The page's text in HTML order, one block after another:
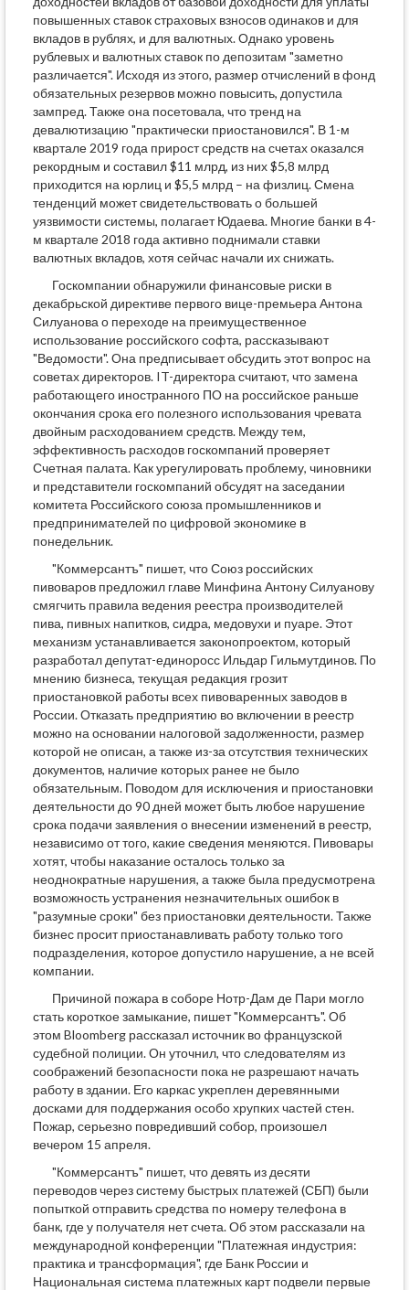
повышенных ставок страховых взносов одинаков и для
вкладов в рублях, и для валютных. Однако уровень
рублевых и валютных ставок по депозитам "заметно
различается". Исходя из этого, размер отчислений в фонд
обязательных резервов можно повысить, допустила
зампред. Также она посетовала, что тренд на
девалютизацию "практически приостановился". В 1-м
квартале 2019 года прирост средств на счетах оказался
рекордным и составил $11 млрд, из них $5,8 млрд
приходится на юрлиц и $5,5 млрд – на физлиц. Смена
тенденций может свидетельствовать о большей
уязвимости системы, полагает Юдаева. Многие банки в 4-
м квартале 2018 года активно поднимали ставки
валютных вкладов, хотя сейчас начали их снижать.
Госкомпании обнаружили финансовые риски в
декабрьской директиве первого вице-премьера Антона
Силуанова о переходе на преимущественное
использование российского софта, рассказывают
"Ведомости". Она предписывает обсудить этот вопрос на
советах директоров. IT-директора считают, что замена
работающего иностранного ПО на российское раньше
окончания срока его полезного использования чревата
двойным расходованием средств. Между тем,
эффективность расходов госкомпаний проверяет
Счетная палата. Как урегулировать проблему, чиновники
и представители госкомпаний обсудят на заседании
комитета Российского союза промышленников и
предпринимателей по цифровой экономике в
понедельник.
"Коммерсантъ" пишет, что Союз российских
пивоваров предложил главе Минфина Антону Силуанову
смягчить правила ведения реестра производителей
пива, пивных напитков, сидра, медовухи и пуаре. Этот
механизм устанавливается законопроектом, который
разработал депутат-единоросс Ильдар Гильмутдинов. По
мнению бизнеса, текущая редакция грозит
приостановкой работы всех пивоваренных заводов в
России. Отказать предприятию во включении в реестр
можно на основании налоговой задолженности, размер
которой не описан, а также из-за отсутствия технических
документов, наличие которых ранее не было
обязательным. Поводом для исключения и приостановки
деятельности до 90 дней может быть любое нарушение
срока подачи заявления о внесении изменений в реестр,
независимо от того, какие сведения меняются. Пивовары
хотят, чтобы наказание осталось только за
неоднократные нарушения, а также была предусмотрена
возможность устранения незначительных ошибок в
"разумные сроки" без приостановки деятельности. Также
бизнес просит приостанавливать работу только того
подразделения, которое допустило нарушение, а не всей
компании.
Причиной пожара в соборе Нотр-Дам де Пари могло
стать короткое замыкание, пишет "Коммерсантъ". Об
этом Bloomberg рассказал источник во французской
судебной полиции. Он уточнил, что следователям из
соображений безопасности пока не разрешают начать
работу в здании. Его каркас укреплен деревянными
досками для поддержания особо хрупких частей стен.
Пожар, серьезно повредивший собор, произошел
вечером 15 апреля.
"Коммерсантъ" пишет, что девять из десяти
переводов через систему быстрых платежей (СБП) были
попыткой отправить средства по номеру телефона в
банк, где у получателя нет счета. Об этом рассказали на
международной конференции "Платежная индустрия:
практика и трансформация", где Банк России и
Национальная система платежных карт подвели первые